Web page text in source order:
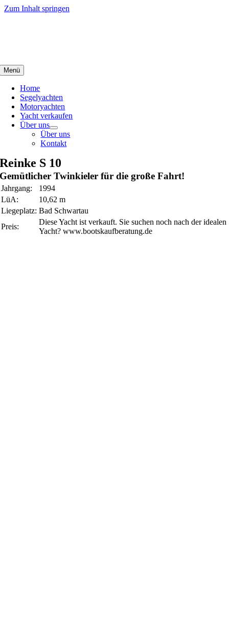
Zum Inhalt springen
Menü
Home
Segelyachten
Motoryachten
Yacht verkaufen
Über uns
Über uns
Kontakt
Reinke S 10
Gemütlicher Twinkieler für die große Fahrt!
Jahrgang:
1994
LüA:
10,62 m
Liegeplatz: Bad Schwartau
Preis:
Diese Yacht ist verkauft. Sie suchen noch nach der idealen
Yacht? www.bootskaufberatung.de